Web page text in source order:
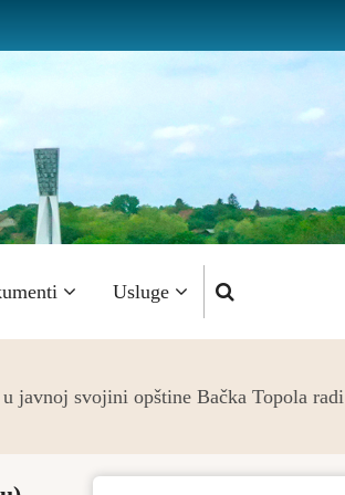
Usluge
javnoj svojini opštine Bačka Topola radi